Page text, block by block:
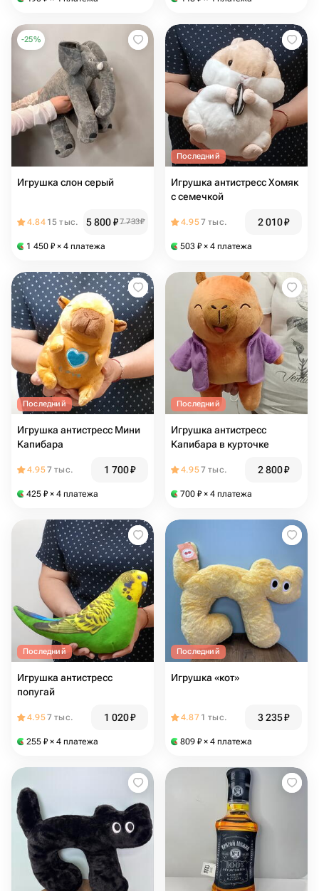
-25%
Игрушка слон серый
4.84 15 тыс. 5 800₽7 733₽
1 450 ₽ × 4 платежа
Последний
Игрушка антистресс Хомяк
с семечкой
4.957 тыс. 2 010₽
503 ₽ × 4 платежа
Последний
Игрушка антистресс Мини
Капибара
4.957 тыс. 1 700₽
425 ₽ × 4 платежа
Последний
Игрушка антистресс
Капибара в курточке
4.957 тыс. 2 800₽
700 ₽ × 4 платежа
Последний
Игрушка антистресс
попугай
4.957 тыс. 1 020₽
255 ₽ × 4 платежа
Последний
Игрушка «кот»
4.87 1 тыс. 3 235₽
809 ₽ × 4 платежа